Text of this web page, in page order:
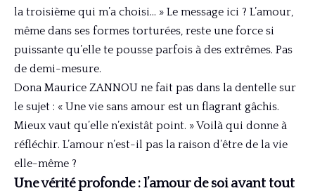
la troisième qui m’a choisi… » Le message ici ? L’amour,
même dans ses formes torturées, reste une force si
puissante qu’elle te pousse parfois à des extrêmes. Pas
de demi-mesure.
Dona Maurice ZANNOU ne fait pas dans la dentelle sur
le sujet : « Une vie sans amour est un flagrant gâchis.
Mieux vaut qu’elle n’existât point. » Voilà qui donne à
réfléchir. L’amour n’est-il pas la raison d’être de la vie
elle-même ?
Une vérité profonde : l’amour de soi avant tout